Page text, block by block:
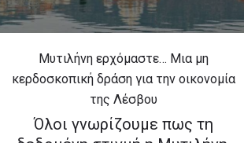
Μυτιλήνη ερχόμαστε… Μια μη
κερδοσκοπική δράση για την οικονομία
της Λέσβου
Όλοι γνωρίζουμε πως τη